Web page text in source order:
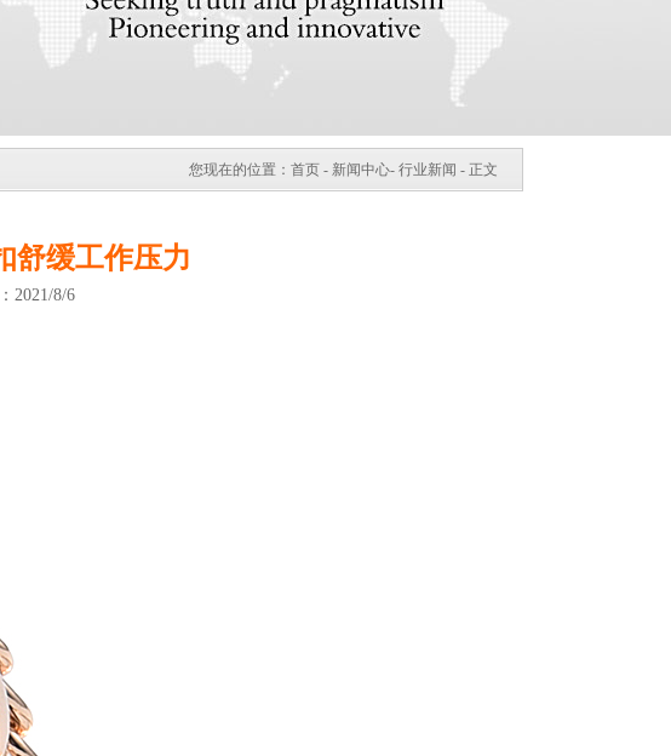
您现在的位置： 首页 - 新闻中心- 行业新闻 - 正文
舒缓工作压力
2021/8/6